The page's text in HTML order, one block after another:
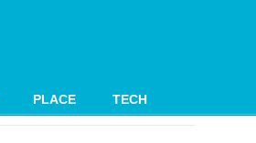
PLACE TECH